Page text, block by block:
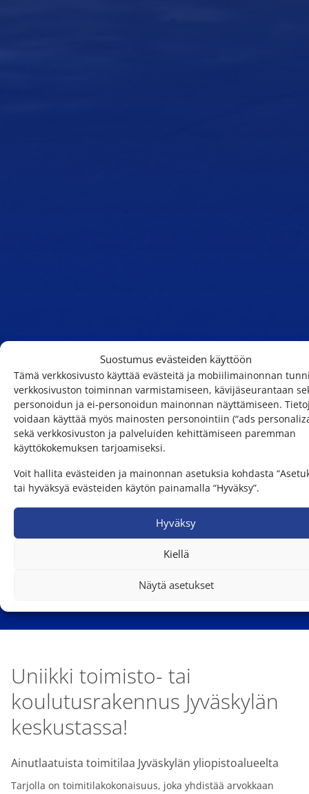
Suostumus evästeiden käyttöön
Tämä verkkosivusto käyttää evästeitä ja mobiilimainonnan
verkkosivuston toiminnan varmistamiseen, kävijäseurantaan
personoidun ja ei-personoidun mainonnan näyttämiseen.
voidaan käyttää myös mainosten personointiin (“ads
sekä verkkosivuston ja palveluiden kehittämiseen paremman
käyttökokemuksen tarjoamiseksi.
Voit hallita evästeiden ja mainonnan asetuksia kohdasta
tai hyväksyä evästeiden käytön painamalla “Hyväksy”.
Hyväksy
Kiellä
Näytä asetukset
Toimistotila, Majoitusrakennus,
Opetusrakennus 443m²,
Uniikki toimisto- tai
koulutusrakennus Jyväskylän
keskustassa!
Ainutlaatuista toimitilaa Jyväskylän yliopistoalueelta
Tarjolla on toimitilakokonaisuus, joka yhdistää arvokkaan